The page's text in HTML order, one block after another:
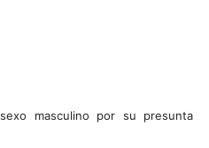
masculino por su presunta